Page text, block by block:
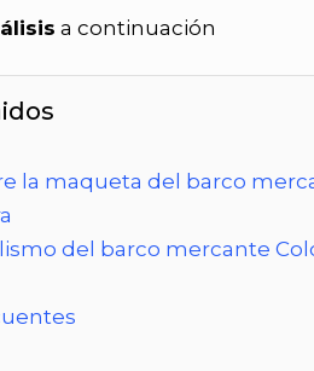
a continuación
la maqueta del barco
del barco mercante